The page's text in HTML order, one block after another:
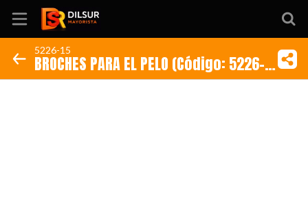
Inicio
5226-15
BROCHES PARA EL PELO (Código: 5226-
15)